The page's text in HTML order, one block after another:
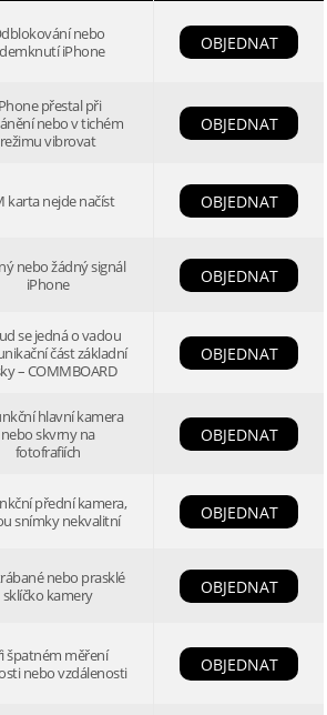
nebo
iPhone
OBJEDNAT
přestal při
nebo v tichém
režimu vibrovat
OBJEDNAT
karta nejde načíst OBJEDNAT
nebo žádný signál
iPhone
OBJEDNAT
se jedná o vadou
část základní
– COMMBOARD
OBJEDNAT
hlavní kamera
nebo skvrny na
fotofrafiích
OBJEDNAT
přední kamera,
snímky nekvalitní
OBJEDNAT
nebo prasklé
sklíčko kamery
OBJEDNAT
špatném měření
nebo vzdálenosti
OBJEDNAT